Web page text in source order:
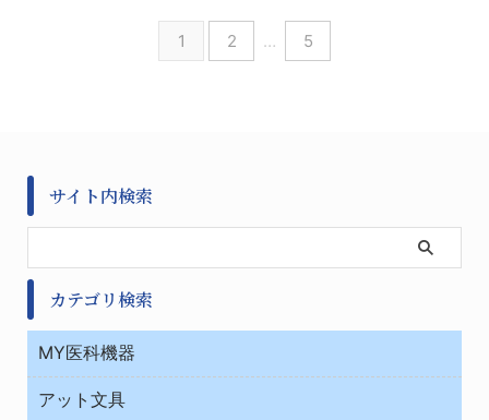
1 2 … 5
サイト内検索
カテゴリ検索
MY医科機器
診察・診断
アット文具